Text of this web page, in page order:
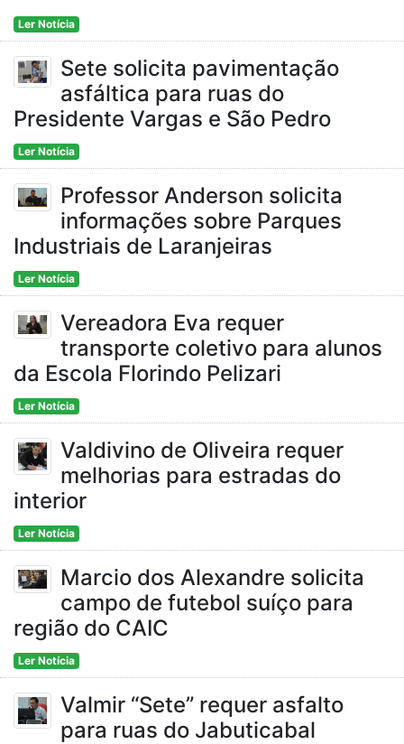
Ler Notícia
Sete solicita pavimentação
asfáltica para ruas do
Presidente Vargas e São Pedro
Ler Notícia
Professor Anderson solicita
informações sobre Parques
Industriais de Laranjeiras
Ler Notícia
Vereadora Eva requer
transporte coletivo para alunos
da Escola Florindo Pelizari
Ler Notícia
Valdivino de Oliveira requer
melhorias para estradas do
interior
Ler Notícia
Marcio dos Alexandre solicita
campo de futebol suíço para
região do CAIC
Ler Notícia
Valmir “Sete” requer asfalto
para ruas do Jabuticabal